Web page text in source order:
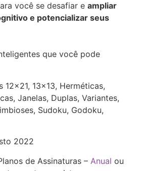
você se desafiar e ampliar
e potencializar seus
que você pode
12×21, 13×13, Herméticas,
Janelas, Duplas, Variantes,
Sudoku, Godoku,
2022
de Assinaturas – Anual ou